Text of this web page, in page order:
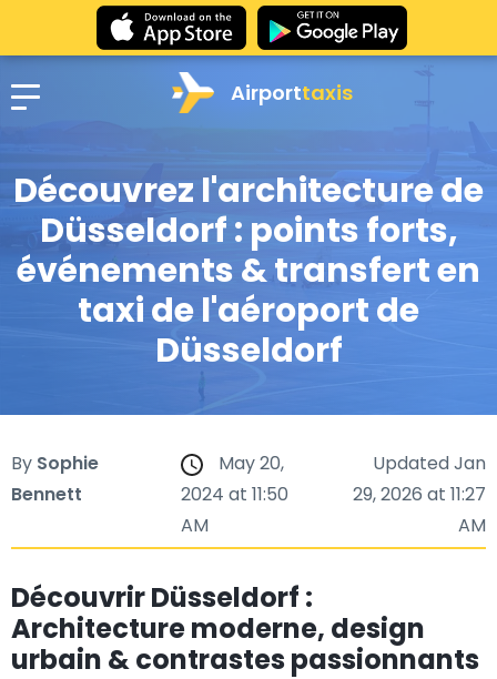
Airporttaxis
Découvrez l'architecture de
Düsseldorf : points forts,
événements & transfert en
taxi de l'aéroport de
Düsseldorf
By Sophie
Bennett
May 20,
2024 at 11:50
AM
Updated Jan
29, 2026 at 11:27
AM
Découvrir Düsseldorf :
Architecture moderne, design
urbain & contrastes passionnants